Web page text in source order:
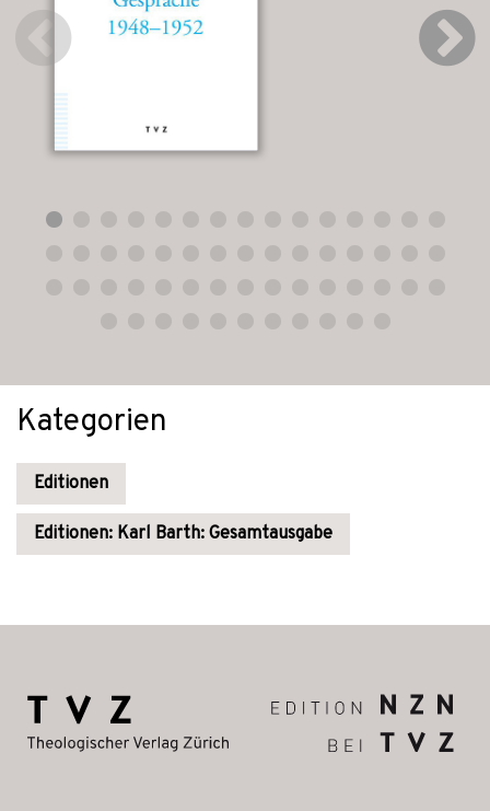
Kategorien
Editionen
Editionen: Karl Barth: Gesamtausgabe